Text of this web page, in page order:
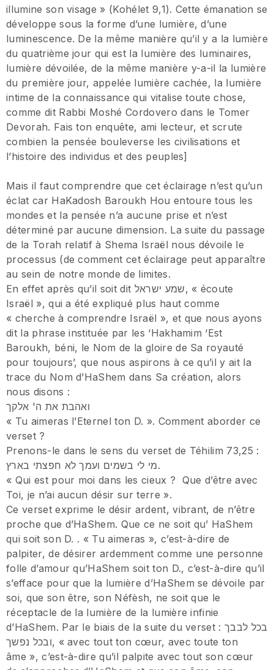
illumine son visage » (Kohélet 9,1). Cette émanation se
développe sous la forme d’une lumière, d’une
luminescence. De la même manière qu’il y a la lumière
du quatrième jour qui est la lumière des luminaires,
lumière dévoilée, de la même manière y-a-il la lumière
du première jour, appelée lumière cachée, la lumière
intime de la connaissance qui vitalise toute chose,
comme dit Rabbi Moshé Cordovero dans le Tomer
Devorah. Fais ton enquête, ami lecteur, et scrute
combien la pensée bouleverse les civilisations et
l’histoire des individus et des peuples]
Mais il faut comprendre que cet éclairage n’est qu’un
éclat car HaKadosh Baroukh Hou entoure tous les
mondes et la pensée n’a aucune prise et n’est
déterminé par aucune dimension. La suite du passage
de la Torah relatif à Shema Israël nous dévoile le
processus (de comment cet éclairage peut apparaître
au sein de notre monde de limites.
En effet après qu’il soit dit שמע ישראל, « écoute
Israël », qui a été expliqué plus haut comme
« cherche à comprendre Israël », et que nous ayons
dit la phrase instituée par les ‘Hakhamim ‘Est
Baroukh, béni, le Nom de la gloire de Sa royauté
pour toujours’, que nous aspirons à ce qu’il y ait la
trace du Nom d’HaShem dans Sa création, alors
nous disons :
ואהבת את ה' אלקך
« Tu aimeras l’Eternel ton D. ». Comment aborder ce
verset ?
Prenons-le dans le sens du verset de Téhilim 73,25 :
מי לי בשמים ועמך לא חפצתי בארץ.
« Qui est pour moi dans les cieux ? Que d’être avec
Toi, je n’ai aucun désir sur terre ».
Ce verset exprime le désir ardent, vibrant, de n’être
proche que d’HaShem. Que ce ne soit qu’ HaShem
qui soit son D. . « Tu aimeras », c’est-à-dire de
palpiter, de désirer ardemment comme une personne
folle d’amour qu’HaShem soit ton D., c’est-à-dire qu’il
s’efface pour que la lumière d’HaShem se dévoile par
soi, que son être, son Néfèsh, ne soit que le
réceptacle de la lumière de la lumière infinie
d’HaShem. Par le biais de la suite du verset : בכל לבבך
ובכל נפשך, « avec tout ton cœur, avec toute ton
âme », c’est-à-dire qu’il palpite avec tout son cœur